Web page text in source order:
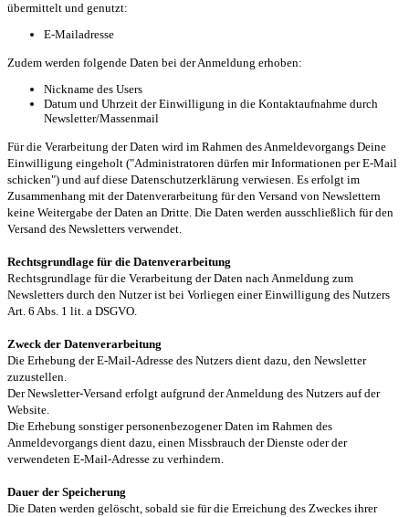
übermittelt und genutzt:
E-Mailadresse
Zudem werden folgende Daten bei der Anmeldung erhoben:
Nickname des Users
Datum und Uhrzeit der Einwilligung in die Kontaktaufnahme durch
Newsletter/Massenmail
Für die Verarbeitung der Daten wird im Rahmen des Anmeldevorgangs Deine
Einwilligung eingeholt ("Administratoren dürfen mir Informationen per E-Mail
schicken") und auf diese Datenschutzerklärung verwiesen. Es erfolgt im
Zusammenhang mit der Datenverarbeitung für den Versand von Newslettern
keine Weitergabe der Daten an Dritte. Die Daten werden ausschließlich für den
Versand des Newsletters verwendet.
Rechtsgrundlage für die Datenverarbeitung
Rechtsgrundlage für die Verarbeitung der Daten nach Anmeldung zum
Newsletters durch den Nutzer ist bei Vorliegen einer Einwilligung des Nutzers
Art. 6 Abs. 1 lit. a DSGVO.
Zweck der Datenverarbeitung
Die Erhebung der E-Mail-Adresse des Nutzers dient dazu, den Newsletter
zuzustellen.
Der Newsletter-Versand erfolgt aufgrund der Anmeldung des Nutzers auf der
Website.
Die Erhebung sonstiger personenbezogener Daten im Rahmen des
Anmeldevorgangs dient dazu, einen Missbrauch der Dienste oder der
verwendeten E-Mail-Adresse zu verhindern.
Dauer der Speicherung
Die Daten werden gelöscht, sobald sie für die Erreichung des Zweckes ihrer